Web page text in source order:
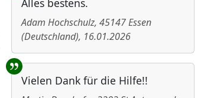
Alles bestens.
Adam Hochschulz, 45147Essen
(Deutschland), 16.01.2026
Vielen Dank für die Hilfe!!